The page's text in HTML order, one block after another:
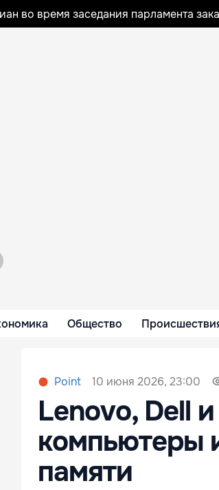
во время заседания парламента
Общество
Point 10 июня 2026, 23:00
Lenovo, Dell
компьютеры
памяти